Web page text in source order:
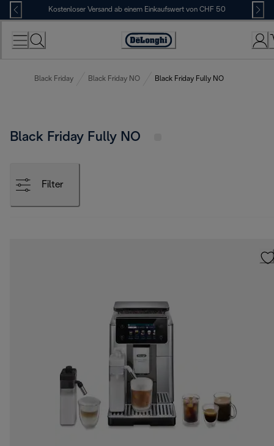
Skip
to
Content
Kostenloser Versand ab einem Einkaufswert von CHF 50
Erklärung
Zugänglichkeit
Black Friday Black Friday NO Black Friday Fully NO
Black Friday Fully NO
Filter